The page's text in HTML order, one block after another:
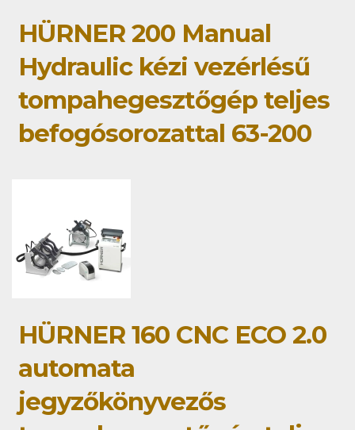
HÜRNER 200 Manual
Hydraulic kézi vezérlésű
tompahegesztőgép teljes
befogósorozattal 63-200
HÜRNER 160 CNC ECO 2.0
automata
jegyzőkönyvezős